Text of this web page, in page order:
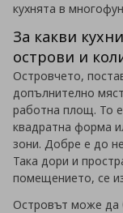
кухнята в
За какви
острови и
Островчето,
допълнително
работна площ. То
квадратна форма
зони. Добре е до
Така дори и
помещението, се
Островът може да